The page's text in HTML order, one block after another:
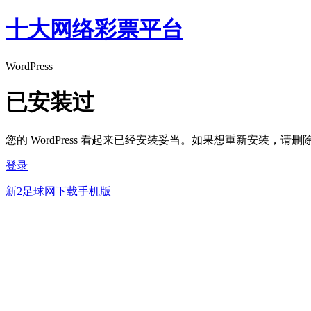
十大网络彩票平台
WordPress
已安装过
您的 WordPress 看起来已经安装妥当。如果想重新安装，请删
登录
新2足球网下载手机版